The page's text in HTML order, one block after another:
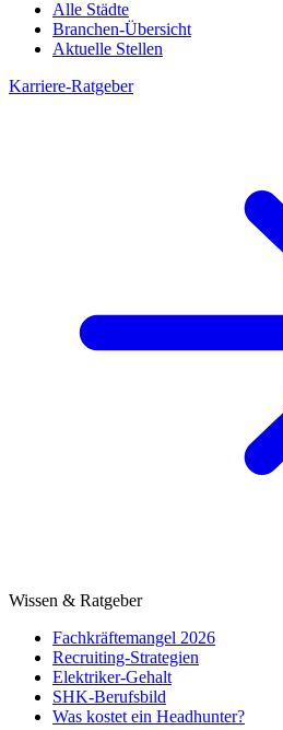
Alle Städte
Branchen-Übersicht
Aktuelle Stellen
Karriere-Ratgeber
Wissen & Ratgeber
Fachkräftemangel 2026
Recruiting-Strategien
Elektriker-Gehalt
SHK-Berufsbild
Was kostet ein Headhunter?